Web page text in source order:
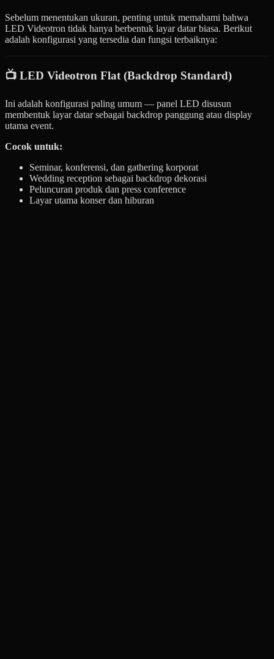
Sebelum menentukan ukuran, penting untuk memahami bahwa
LED Videotron tidak hanya berbentuk layar datar biasa. Berikut
adalah konfigurasi yang tersedia dan fungsi terbaiknya:
📺 LED Videotron Flat (Backdrop Standard)
Ini adalah konfigurasi paling umum — panel LED disusun
membentuk layar datar sebagai backdrop panggung atau display
utama event.
Cocok untuk:
Seminar, konferensi, dan gathering korporat
Wedding reception sebagai backdrop dekorasi
Peluncuran produk dan press conference
Layar utama konser dan hiburan